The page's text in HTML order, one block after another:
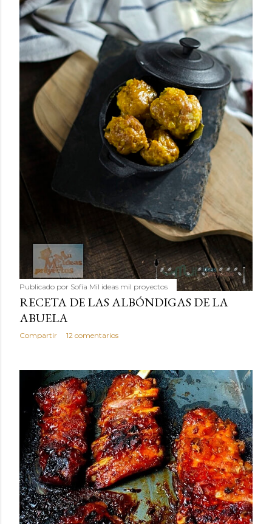
Publicado por Sofía Mil ideas mil proyectos
RECETA DE LAS ALBÓNDIGAS DE LA
ABUELA
Compartir 12 comentarios